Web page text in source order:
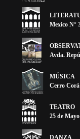
Mexico N°
Avda.
MÚSICA
Cerro
TEATRO
25 de
DANZA